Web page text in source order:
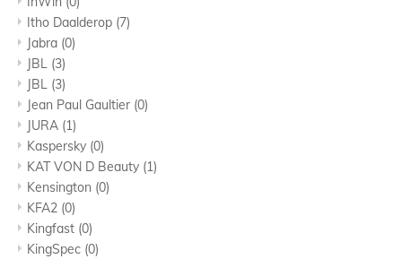
Itho Daalderop (7)
Jabra (0)
JBL (3)
JBL (3)
Jean Paul Gaultier (0)
JURA (1)
Kaspersky (0)
KAT VON D Beauty (1)
Kensington (0)
KFA2 (0)
Kingfast (0)
KingSpec (0)